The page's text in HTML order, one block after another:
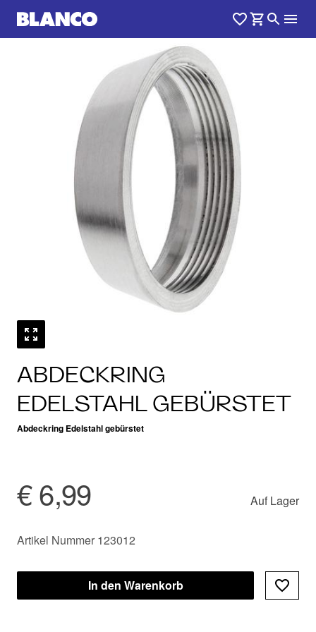
ABDECKRING
EDELSTAHL GEBÜRSTET
Abdeckring Edelstahl gebürstet
€ 6,99 Auf Lager
Artikel Nummer 123012
In den Warenkorb